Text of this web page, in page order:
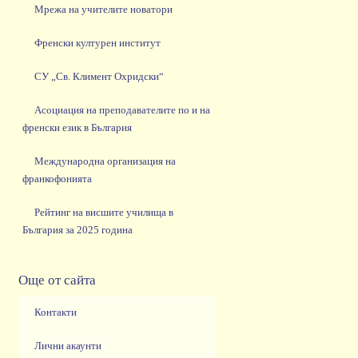
Мрежа на учителите новатори
Френски културен институт
СУ „Св. Климент Охридски“
Асоциация на преподавателите по и на
френски език в България
Международна организация на
франкофонията
Рейтинг на висшите училища в
България за 2025 година
Още от сайта
Контакти
Лични акаунти